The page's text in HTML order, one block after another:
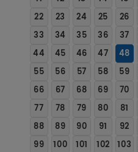
22
23 24 25 26
33
34 35 36 37
44
45 46 47 48
55
56 57 58 59
66
67 68 69 70
77
78 79 80 81
88
89 90 91 92
99
100 101 102 103